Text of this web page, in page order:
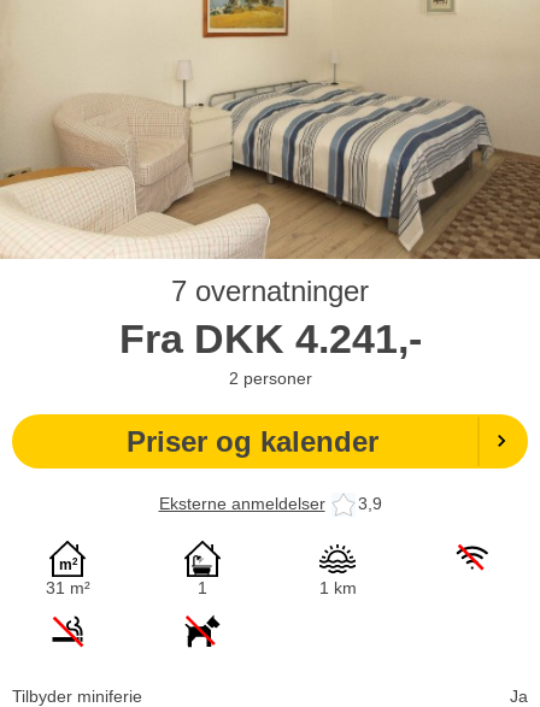
7 overnatninger
Fra DKK 4.241,-
2 personer
Priser og kalender
Eksterne anmeldelser 3,9
31 m² 1 1 km
Tilbyder miniferie
Ja